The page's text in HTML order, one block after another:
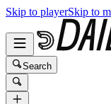
Skip to playerSkip to
Search